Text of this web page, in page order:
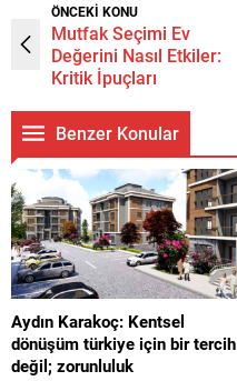
ÖNCEKİ KONU
Mutfak Seçimi Ev
Değerini Nasıl Etkiler:
Kritik İpuçları
Benzer Konular
Aydın Karakoç: Kentsel
dönüşüm türkiye için bir tercih
değil; zorunluluk